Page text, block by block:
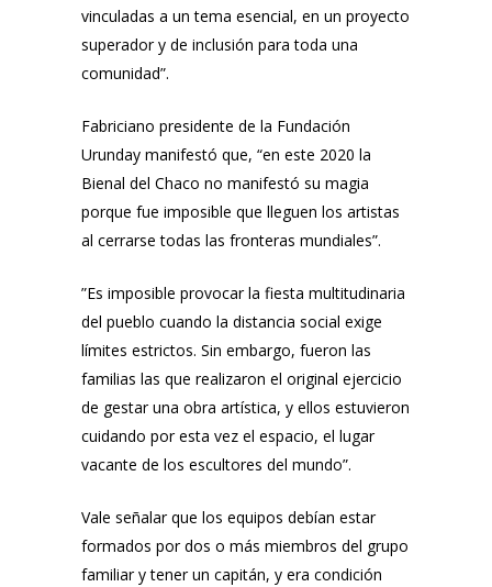
vinculadas a un tema esencial, en un proyecto
superador y de inclusión para toda una
comunidad”.
Fabriciano presidente de la Fundación
Urunday manifestó que, “en este 2020 la
Bienal del Chaco no manifestó su magia
porque fue imposible que lleguen los artistas
al cerrarse todas las fronteras mundiales”.
”Es imposible provocar la fiesta multitudinaria
del pueblo cuando la distancia social exige
límites estrictos. Sin embargo, fueron las
familias las que realizaron el original ejercicio
de gestar una obra artística, y ellos estuvieron
cuidando por esta vez el espacio, el lugar
vacante de los escultores del mundo”.
Vale señalar que los equipos debían estar
formados por dos o más miembros del grupo
familiar y tener un capitán, y era condición